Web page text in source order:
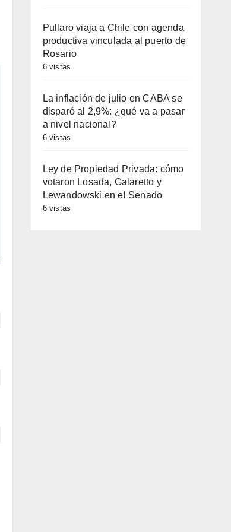
Pullaro viaja a Chile con agenda
productiva vinculada al puerto de
Rosario
6 vistas
La inflación de julio en CABA se
disparó al 2,9%: ¿qué va a pasar
a nivel nacional?
6 vistas
Ley de Propiedad Privada: cómo
votaron Losada, Galaretto y
Lewandowski en el Senado
6 vistas